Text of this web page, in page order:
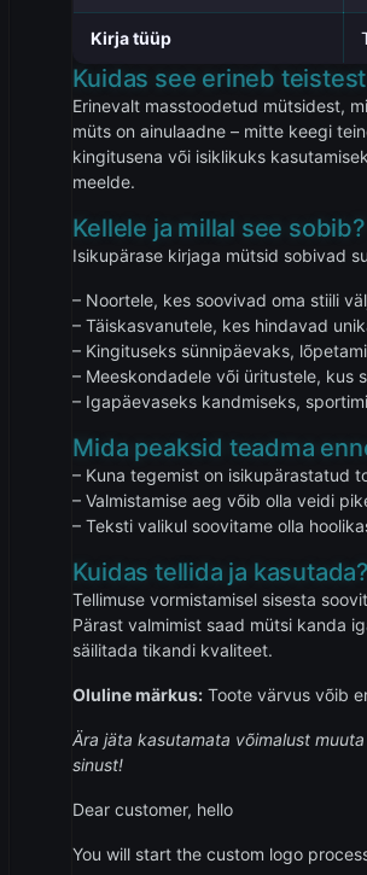
Kirja tüüp
Kuidas see erineb
Erinevalt masstoodetud mütsidest,
müts on ainulaadne – mitte keegi
kingitusena või isiklikuks
meelde.
Kellele ja millal see sobib?
Isikupärase kirjaga mütsid sobivad
– Noortele, kes soovivad oma stiili
– Täiskasvanutele, kes hindavad
– Kingituseks sünnipäevaks,
– Meeskondadele või üritustele, kus
– Igapäevaseks kandmiseks,
Mida peaksid teadma
– Kuna tegemist on isikupärastatud
– Valmistamise aeg võib olla veidi
– Teksti valikul soovitame olla
Kuidas tellida ja kasutada?
Tellimuse vormistamisel sisesta
Pärast valmimist saad mütsi kanda
säilitada tikandi kvaliteet.
Oluline märkus: Toote värvus võib
Ära jäta kasutamata võimalust
sinust!
Dear customer, hello
You will start the custom logo